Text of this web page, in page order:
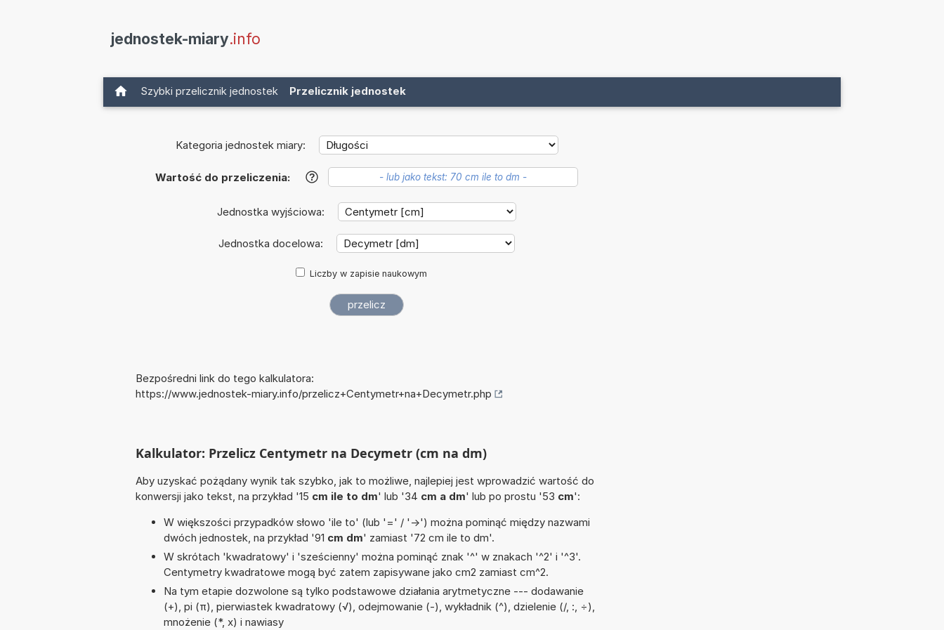
jednostek-miary.info
Szybki przelicznik jednostek Przelicznik jednostek
Kategoria jednostek miary:
Wartość do przeliczenia: ?
Jednostka wyjściowa:
Jednostka docelowa:
Liczby w zapisie naukowym
Bezpośredni link do tego kalkulatora:
https://www.jednostek-miary.info/przelicz+Centymetr+na+Decymetr.php
Kalkulator: Przelicz Centymetr na Decymetr (cm na dm)
Aby uzyskać pożądany wynik tak szybko, jak to możliwe, najlepiej jest wprowadzić wartość do
konwersji jako tekst, na przykład '15 cm ile to dm' lub '34 cm a dm' lub po prostu '53 cm':
W większości przypadków słowo 'ile to' (lub '=' / '->') można pominąć między nazwami
dwóch jednostek, na przykład '91 cm dm' zamiast '72 cm ile to dm'.
W skrótach 'kwadratowy' i 'sześcienny' można pominąć znak '^' w znakach '^2' i '^3'.
Centymetry kwadratowe mogą być zatem zapisywane jako cm2 zamiast cm^2.
Na tym etapie dozwolone są tylko podstawowe działania arytmetyczne --- dodawanie
(+), pi (π), pierwiastek kwadratowy (√), odejmowanie (-), wykładnik (^), dzielenie (/, :, ÷),
mnożenie (*, x) i nawiasy